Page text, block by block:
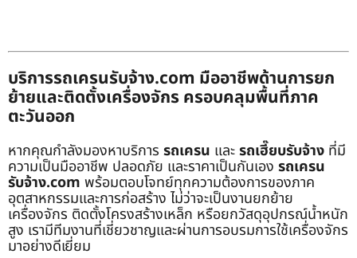
บริการรถเครนรับจ้าง.com มืออาชีพด้านการยก
ย้ายและติดตั้งเครื่องจักร ครอบคลุมพื้นที่ภาค
ตะวันออก
หากคุณกำลังมองหาบริการ รถเครน และรถเฮี๊ยบรับจ้าง ที่มี
ความเป็นมืออาชีพ ปลอดภัย และราคาเป็นกันเอง รถเครน
รับจ้าง.com พร้อมตอบโจทย์ทุกความต้องการของภาค
อุตสาหกรรมและการก่อสร้าง ไม่ว่าจะเป็นงานยกย้าย
เครื่องจักร ติดตั้งโครงสร้างเหล็ก หรือยกวัสดุอุปกรณ์น้ำหนัก
สูง เรามีทีมงานที่เชี่ยวชาญและผ่านการอบรมการใช้เครื่องจักร
มาอย่างดีเยี่ยม